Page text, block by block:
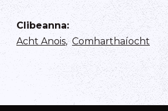
Clibeanna:
Acht Anois, Comharthaíocht